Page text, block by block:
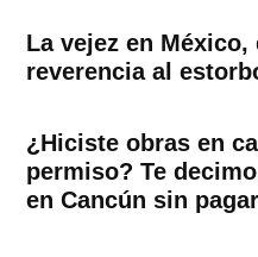
La vejez en
reverencia al
¿Hiciste obras en
permiso? Te
en Cancún sin